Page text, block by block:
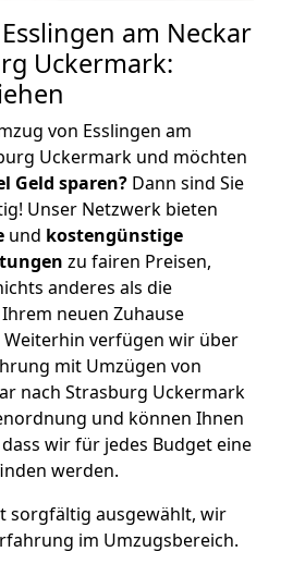
am Neckar
Uckermark:
von Esslingen am
Uckermark und möchten
Geld sparen? Dann sind Sie
Unser Netzwerk bieten
und kostengünstige
zu fairen Preisen,
anderes als die
neuen Zuhause
verfügen wir über
mit Umzügen von
nach Strasburg Uckermark
und können Ihnen
wir für jedes Budget eine
werden.
sorgfältig ausgewählt, wir
im Umzugsbereich.